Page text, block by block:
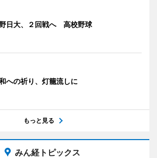
日大、２回戦へ 高校野球
への祈り、灯籠流しに
もっと見る
みん経トピックス